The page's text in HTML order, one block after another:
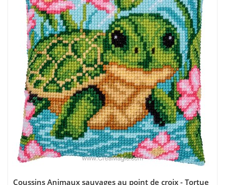
Coussins Animaux sauvages au point de croix - Tortue